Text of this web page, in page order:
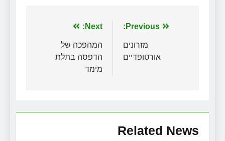
ניווט Previous:
מזרונים
אורטופדיים
Next:
המהפכה של
הדפסה בתלת
מימד
Related News